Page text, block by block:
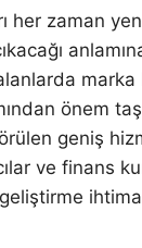
her zaman
marka
önem
geniş
ve finans